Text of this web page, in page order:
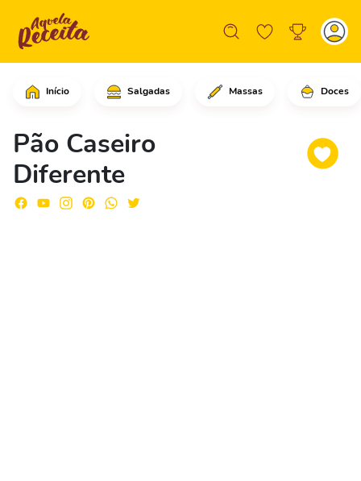
Início Salgadas Massas Doces
Pão Caseiro
Diferente
Em uma tigela, coloque o leite